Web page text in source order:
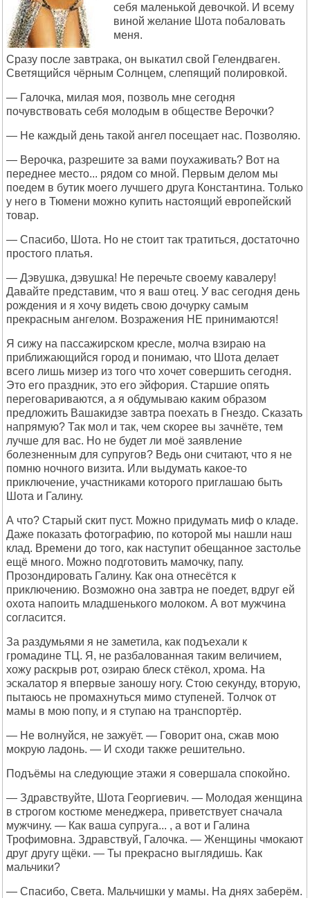
себя маленькой девочкой. И всему
виной желание Шота побаловать
меня.
Сразу после завтрака, он выкатил свой Гелендваген.
Светящийся чёрным Солнцем, слепящий полировкой.
— Галочка, милая моя, позволь мне сегодня
почувствовать себя молодым в обществе Верочки?
— Не каждый день такой ангел посещает нас. Позволяю.
— Верочка, разрешите за вами поухаживать? Вот на
переднее место... рядом со мной. Первым делом мы
поедем в бутик моего лучшего друга Константина. Только
у него в Тюмени можно купить настоящий европейский
товар.
— Спасибо, Шота. Но не стоит так тратиться, достаточно
простого платья.
— Дэвушка, дэвушка! Не перечьте своему кавалеру!
Давайте представим, что я ваш отец. У вас сегодня день
рождения и я хочу видеть свою дочурку самым
прекрасным ангелом. Возражения НЕ принимаются!
Я сижу на пассажирском кресле, молча взираю на
приближающийся город и понимаю, что Шота делает
всего лишь мизер из того что хочет совершить сегодня.
Это его праздник, это его эйфория. Старшие опять
переговариваются, а я обдумываю каким образом
предложить Вашакидзе завтра поехать в Гнездо. Сказать
напрямую? Так мол и так, чем скорее вы зачнёте, тем
лучше для вас. Но не будет ли моё заявление
болезненным для супругов? Ведь они считают, что я не
помню ночного визита. Или выдумать какое-то
приключение, участниками которого приглашаю быть
Шота и Галину.
А что? Старый скит пуст. Можно придумать миф о кладе.
Даже показать фотографию, по которой мы нашли наш
клад. Времени до того, как наступит обещанное застолье
ещё много. Можно подготовить мамочку, папу.
Прозондировать Галину. Как она отнесётся к
приключению. Возможно она завтра не поедет, вдруг ей
охота напоить младшенького молоком. А вот мужчина
согласится.
За раздумьями я не заметила, как подъехали к
громадине ТЦ. Я, не разбалованная таким величием,
хожу раскрыв рот, озираю блеск стёкол, хрома. На
эскалатор я впервые заношу ногу. Стою секунду, вторую,
пытаюсь не промахнуться мимо ступеней. Толчок от
мамы в мою попу, и я ступаю на транспортёр.
— Не волнуйся, не зажуёт. — Говорит она, сжав мою
мокрую ладонь. — И сходи также решительно.
Подъёмы на следующие этажи я совершала спокойно.
— Здравствуйте, Шота Георгиевич. — Молодая женщина
в строгом костюме менеджера, приветствует сначала
мужчину. — Как ваша супруга... , а вот и Галина
Трофимовна. Здравствуй, Галочка. — Женщины чмокают
друг другу щёки. — Ты прекрасно выглядишь. Как
мальчики?
— Спасибо, Света. Мальчишки у мамы. На днях заберём.